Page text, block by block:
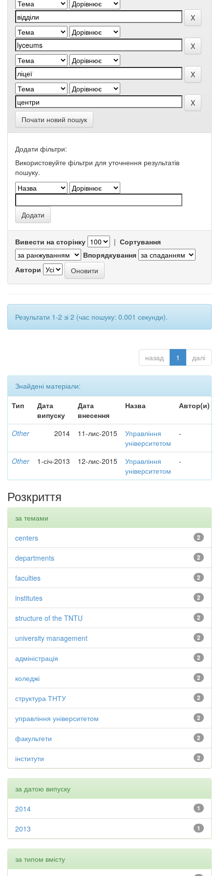
Почати новий пошук
Додати фільтри:
Використовуйте фільтри для уточнення результатів
пошуку.
Вивести на сторінку | Сортування
Впорядкування
Автори
Результати 1-2 зі 2 (час пошуку: 0.001 секунди).
назад 1 далі
Знайдені матеріали:
Тип
Дата
випуску
Дата
внесення
Назва Автор(и)
Other 2014 11-лис-2015
Управління
університетом
-
Other 1-січ-2013 12-лис-2015
Управління
університетом
-
Розкриття
за темами
2
centers
2
departments
2
faculties
2
institutes
2
structure of the TNTU
2
university management
2
адміністрація
2
коледжі
2
структура ТНТУ
2
управління університетом
2
факультети
2
інститути
за датою випуску
1
2014
1
2013
за типом вмісту